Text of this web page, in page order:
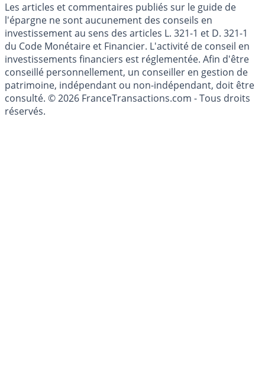
Les articles et commentaires publiés sur le guide de
l'épargne ne sont aucunement des conseils en
investissement au sens des articles L. 321-1 et D. 321-1
du Code Monétaire et Financier. L'activité de conseil en
investissements financiers est réglementée. Afin d'être
conseillé personnellement, un conseiller en gestion de
patrimoine, indépendant ou non-indépendant, doit être
consulté. © 2026 FranceTransactions.com - Tous droits
réservés.